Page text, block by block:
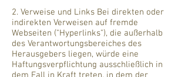
2. Verweise und Links Bei direkten oder
indirekten Verweisen auf fremde
Webseiten ("Hyperlinks"), die außerhalb
des Verantwortungsbereiches des
Herausgebers liegen, würde eine
Haftungsverpflichtung ausschließlich in